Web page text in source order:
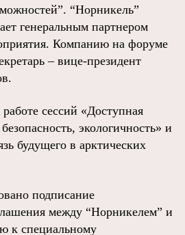
“Норникель”
генеральным партнером
Компанию на форуме
– вице-президент
сессий «Доступная
экологичность» и
будущего в арктических
подписание
между “Норникелем” и
к специальному